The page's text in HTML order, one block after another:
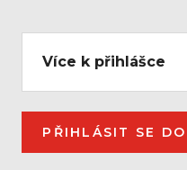
Více k přihlášce
PŘIHLÁSIT SE